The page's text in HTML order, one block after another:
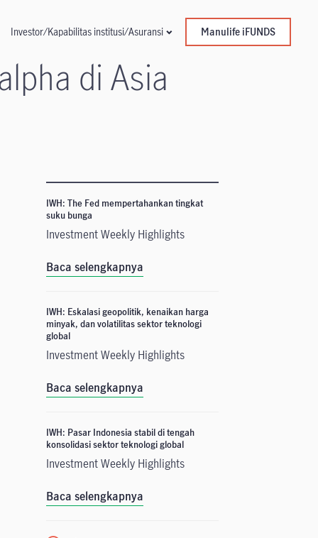
Investor/Kapabilitas institusi/Asuransi Manulife iFUNDS
di Asia
IWH: The Fed mempertahankan tingkat
suku bunga
Investment Weekly Highlights
Baca selengkapnya
IWH: Eskalasi geopolitik, kenaikan harga
minyak, dan volatilitas sektor teknologi
global
Investment Weekly Highlights
Baca selengkapnya
IWH: Pasar Indonesia stabil di tengah
konsolidasi sektor teknologi global
Investment Weekly Highlights
Baca selengkapnya